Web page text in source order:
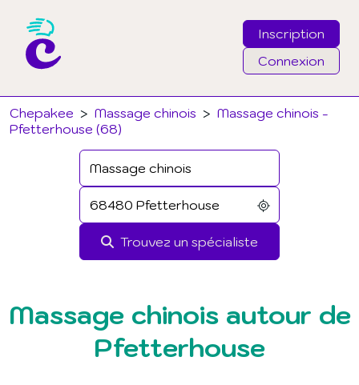
Inscription
Connexion
Chepakee > Massage chinois > Massage chinois -
Pfetterhouse (68)
Trouvez un spécialiste
Email
Mot de passe
J'ai oublié mon mot de passe
Connexion
Massage chinois autour de
Pfetterhouse